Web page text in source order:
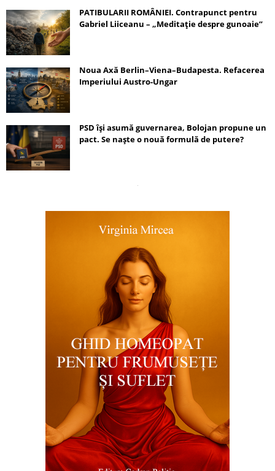
PATIBULARII ROMÂNIEI. Contrapunct pentru
Gabriel Liiceanu – „Meditație despre gunoaie”
Noua Axă Berlin–Viena–Budapesta. Refacerea
Imperiului Austro-Ungar
PSD își asumă guvernarea, Bolojan propune un
pact. Se naște o nouă formulă de putere?